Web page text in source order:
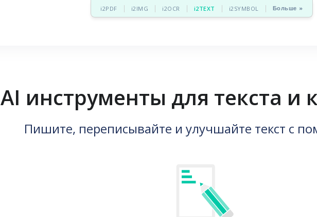
i2PDF i2IMG i2OCR i2TEXT i2SYMBOL Больше »
AI инструменты для текста и
Пишите, переписывайте и улучшайте текст с